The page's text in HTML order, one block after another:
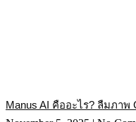
Manus AI คืออะไร? ลืมภาพ